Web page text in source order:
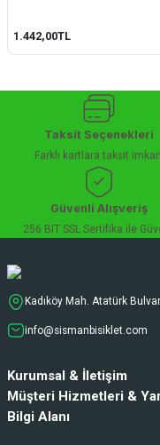
1.442,00TL
Taksit Seçenekleri
Farklı kartlara taksit
Güvenli Alışveriş
256 BIT SSL Sertifika ile
Kadıköy Mah. Atatürk
info@sismanbisiklet.com
Kurumsal & İletişim
Müşteri Hizmetleri &
Bilgi Alanı